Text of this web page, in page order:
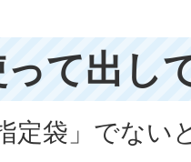
て出し
定袋」でない